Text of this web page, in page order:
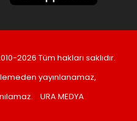
2026 Tüm hakları saklıdır.
yayınlanamaz,
URA MEDYA